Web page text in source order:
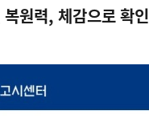
원력, 체감으로 확